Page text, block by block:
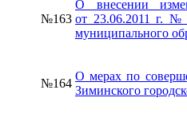
№163
О внесении
от 23.06.2011 г. №
муниципального
№164
О мерах по
Зиминского